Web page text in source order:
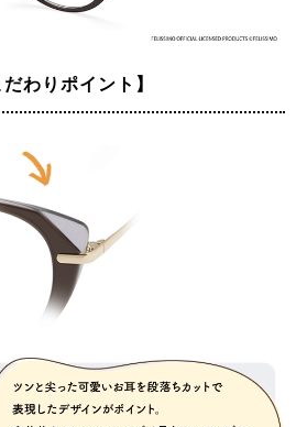
だわりポイント】